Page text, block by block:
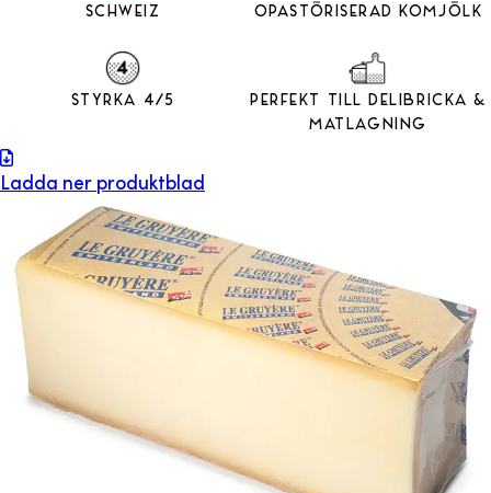
Schweiz Opastöriserad Komjölk
Styrka 4/5
Perfekt till Delibricka &
Matlagning
Ladda ner produktblad